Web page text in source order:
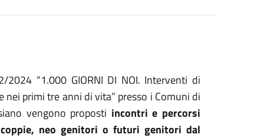
“1.000 GIORNI DI NOI. Interventi di
primi tre anni di vita” presso i Comuni di
vengono proposti incontri e percorsi
coppie, neo genitori o futuri genitori dal